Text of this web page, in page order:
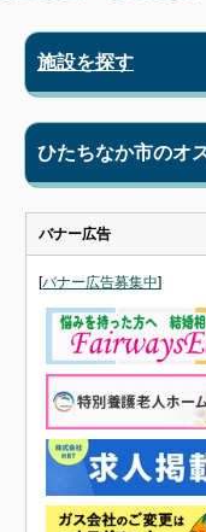
施設を探す
ひたちなか市のオ
バナー広告
[バナー広告募集中]